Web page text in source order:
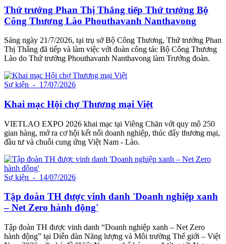
Thứ trưởng Phan Thị Thắng tiếp Thứ trưởng Bộ
Công Thương Lào Phouthavanh Nanthavong
Sáng ngày 21/7/2026, tại trụ sở Bộ Công Thương, Thứ trưởng Phan
Thị Thắng đã tiếp và làm việc với đoàn công tác Bộ Công Thương
Lào do Thứ trưởng Phouthavanh Nanthavong làm Trưởng đoàn.
Sự kiện - 17/07/2026
Khai mạc Hội chợ Thương mại Việt
VIETLAO EXPO 2026 khai mạc tại Viêng Chăn với quy mô 250
gian hàng, mở ra cơ hội kết nối doanh nghiệp, thúc đẩy thương mại,
đầu tư và chuỗi cung ứng Việt Nam - Lào.
Sự kiện - 14/07/2026
Tập đoàn TH được vinh danh 'Doanh nghiệp xanh
– Net Zero hành động'
Tập đoàn TH được vinh danh “Doanh nghiệp xanh – Net Zero
hành động” tại Diễn đàn Năng lượng và Môi trường Thế giới – Việt